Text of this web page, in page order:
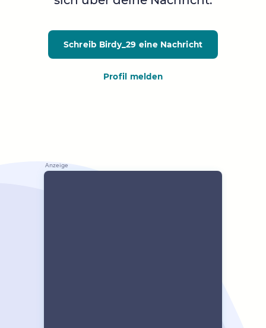
Schreib Birdy_29 eine Nachricht
Profil melden